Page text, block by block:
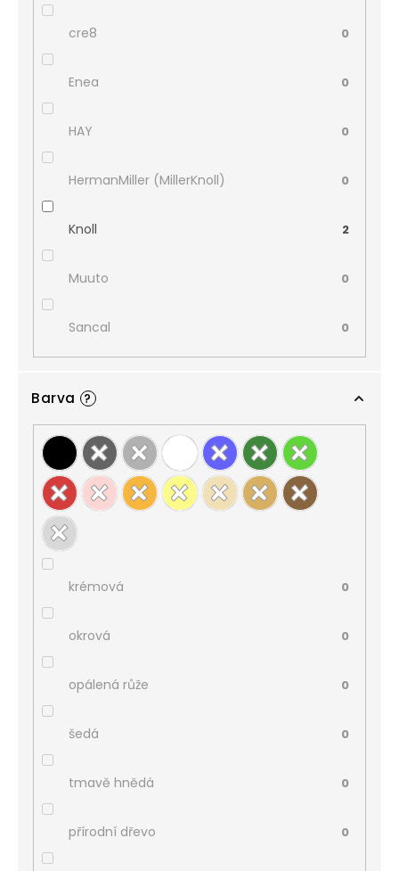
cre8 0
Enea 0
HAY 0
HermanMiller (MillerKnoll) 0
Knoll 2
Muuto 0
Sancal 0
Barva ?
krémová 0
okrová 0
opálená růže 0
šedá 0
tmavě hnědá 0
přírodní dřevo 0